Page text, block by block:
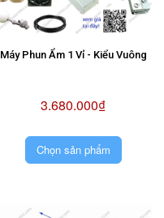
Máy Phun Ẩm 1 Vỉ - Kiểu Vuông
3.680.000₫
Chọn sản phẩm